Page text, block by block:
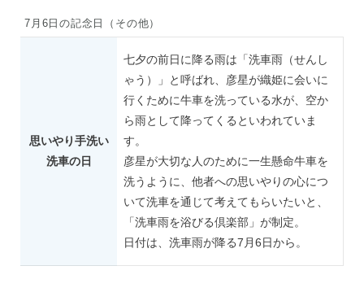
7月6日の記念日（その他）
思いやり手洗い
洗車の日
七夕の前日に降る雨は「洗車雨（せんし
ゃう）」と呼ばれ、彦星が織姫に会いに
行くために牛車を洗っている水が、空か
ら雨として降ってくるといわれていま
す。
彦星が大切な人のために一生懸命牛車を
洗うように、他者への思いやりの心につ
いて洗車を通じて考えてもらいたいと、
「洗車雨を浴びる倶楽部」が制定。
日付は、洗車雨が降る7月6日から。